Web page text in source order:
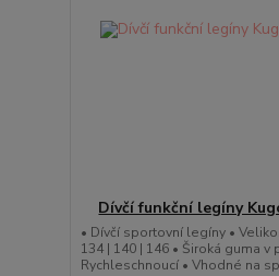
Dívčí funkční legíny
• Dívčí sportovní legíny •
134 | 140 | 146 • Široká guma v
Rychleschnoucí • Vhodné na